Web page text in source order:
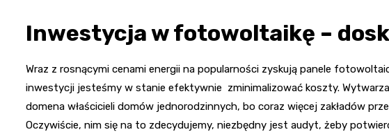
Inwestycja w fotowoltaikę –
Wraz z rosnącymi cenami energii na popularności zyskują panele
inwestycji jesteśmy w stanie efektywnie zminimalizować koszty.
domena właścicieli domów jednorodzinnych, bo coraz więcej zakładów
Oczywiście, nim się na to zdecydujemy, niezbędny jest audyt, żeby